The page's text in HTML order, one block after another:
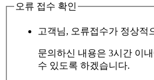
오류 접수 확인
고객님, 오류접수가 정상적
문의하신 내용은 3시간 이
수 있도록 하겠습니다.